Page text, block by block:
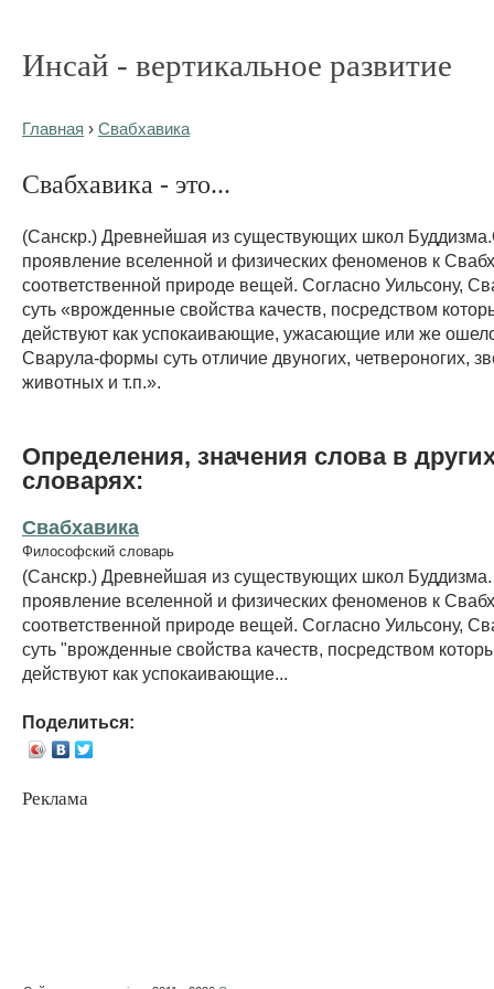
Инсай - вертикальное развитие
Главная › Свабхавика
Свабхавика - это...
(Санскр.) Древнейшая из существующих школ
проявление вселенной и физических феноменов к
соответственной природе вещей. Согласно Уильсону,
суть «врожденные свойства качеств, посредством
действуют как успокаивающие, ужасающие или же
Сварула-формы суть отличие двуногих, четвероногих,
животных и т.п.».
Определения, значения слова в
словарях:
Свабхавика
Философский словарь
(Санскр.) Древнейшая из существующих школ
проявление вселенной и физических феноменов к
соответственной природе вещей. Согласно Уильсону,
суть "врожденные свойства качеств, посредством
действуют как успокаивающие...
Поделиться:
Реклама